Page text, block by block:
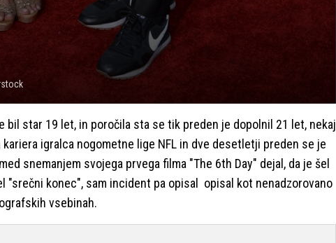
bil star 19 let, in poročila sta se tik preden je dopolnil 21 let, nekaj
igralca nogometne lige NFL in dve desetletji preden se je
snemanjem svojega prvega filma "The 6th Day" dejal, da je šel
"srečni konec", sam incident pa opisal opisal kot nenadzorovano
vsebinah.